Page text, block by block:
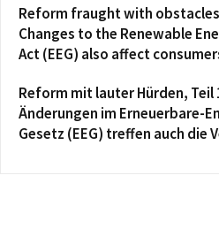
Reform fraught with
Changes to the Renewable
Act (EEG) also affect
Reform mit lauter Hürden, Teil
Änderungen im Erneuerbare-
Gesetz (EEG) treffen auch die